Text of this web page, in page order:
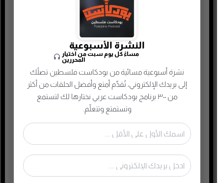
الأنمي و المانجا
التجارة الإلكترونية
الذاكرة الشعبية الفلسطينية
الذكاء الإصطناعي
الطفل والحياة الأسرية
تاريخ فلسطين
تعليم وثقافة
النشرة الأسبوعية
مساءً كل يوم سبت من اختيار
المحررين
نشرة أسبوعية مسائية من بودكاست فلسطين تصلُك
إلى بريدك الإلكتروني، تُقدِّم أمتع وأفضل الحلقات من أكثر
من ٣٠٠ برنامج بودكاست عربي نختارها لك لتستمع
وتستمتع وتتعلّم.